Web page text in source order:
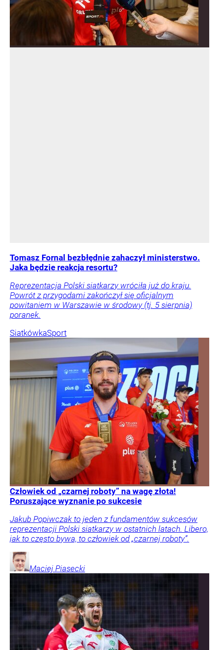
Tomasz Fornal bezbłędnie zahaczył ministerstwo.
Jaka będzie reakcja resortu?
Reprezentacja Polski siatkarzy wróciła już do kraju.
Powrót z przygodami zakończył się oficjalnym
powitaniem w Warszawie w środowy (tj. 5 sierpnia)
poranek.
SiatkówkaSport
Człowiek od „czarnej roboty” na wagę złota!
Poruszające wyznanie po sukcesie
Jakub Popiwczak to jeden z fundamentów sukcesów
reprezentacji Polski siatkarzy w ostatnich latach. Libero,
jak to często bywa, to człowiek od „czarnej roboty”.
Maciej Piasecki